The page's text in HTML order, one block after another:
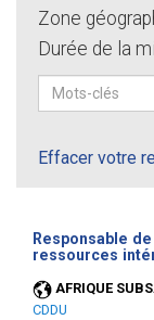
Zone
Durée de la
Effacer votre
Responsable
ressources
AFRIQUE
CDDU